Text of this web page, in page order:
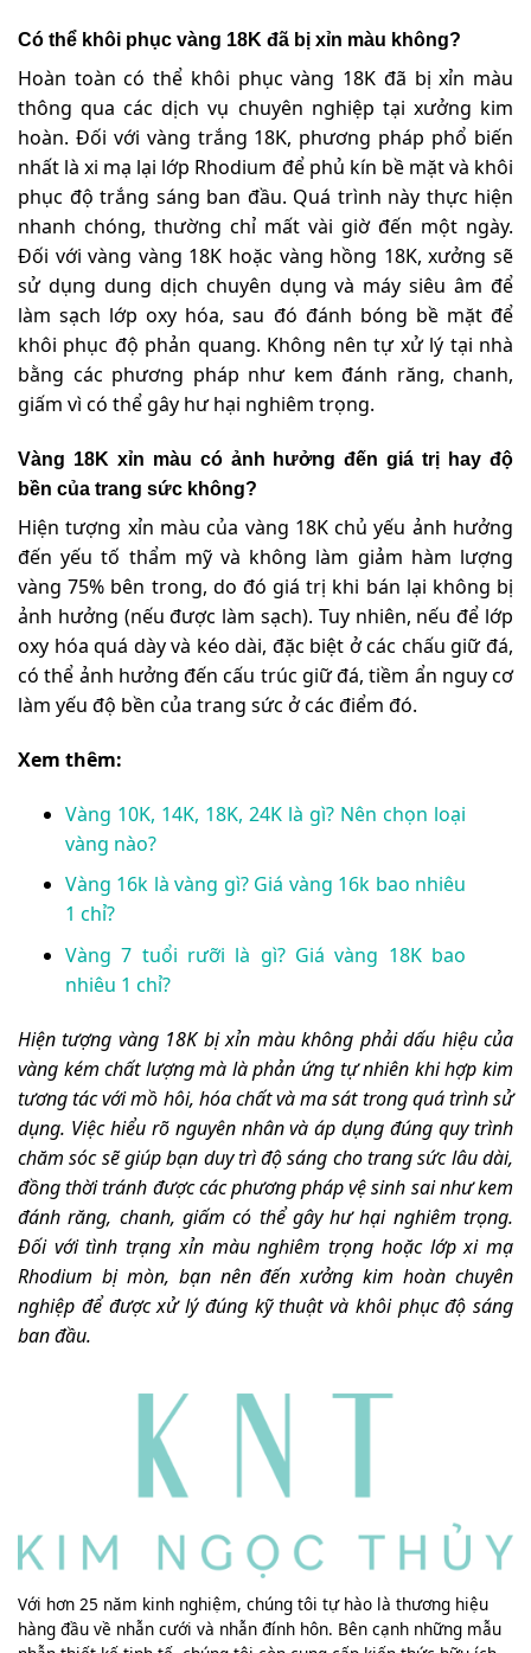
Có thể khôi phục vàng 18K đã bị xỉn màu không?
Hoàn toàn có thể khôi phục vàng 18K đã bị xỉn màu
thông qua các dịch vụ chuyên nghiệp tại xưởng kim
hoàn. Đối với vàng trắng 18K, phương pháp phổ biến
nhất là xi mạ lại lớp Rhodium để phủ kín bề mặt và khôi
phục độ trắng sáng ban đầu. Quá trình này thực hiện
nhanh chóng, thường chỉ mất vài giờ đến một ngày.
Đối với vàng vàng 18K hoặc vàng hồng 18K, xưởng sẽ
sử dụng dung dịch chuyên dụng và máy siêu âm để
làm sạch lớp oxy hóa, sau đó đánh bóng bề mặt để
khôi phục độ phản quang. Không nên tự xử lý tại nhà
bằng các phương pháp như kem đánh răng, chanh,
giấm vì có thể gây hư hại nghiêm trọng.
Vàng 18K xỉn màu có ảnh hưởng đến giá trị hay độ
bền của trang sức không?
Hiện tượng xỉn màu của vàng 18K chủ yếu ảnh hưởng
đến yếu tố thẩm mỹ và không làm giảm hàm lượng
vàng 75% bên trong, do đó giá trị khi bán lại không bị
ảnh hưởng (nếu được làm sạch). Tuy nhiên, nếu để lớp
oxy hóa quá dày và kéo dài, đặc biệt ở các chấu giữ đá,
có thể ảnh hưởng đến cấu trúc giữ đá, tiềm ẩn nguy cơ
làm yếu độ bền của trang sức ở các điểm đó.
Xem thêm:
Vàng 10K, 14K, 18K, 24K là gì? Nên chọn loại
vàng nào?
Vàng 16k là vàng gì? Giá vàng 16k bao nhiêu
1 chỉ?
Vàng 7 tuổi rưỡi là gì? Giá vàng 18K bao
nhiêu 1 chỉ?
Hiện tượng vàng 18K bị xỉn màu không phải dấu hiệu của
vàng kém chất lượng mà là phản ứng tự nhiên khi hợp kim
tương tác với mồ hôi, hóa chất và ma sát trong quá trình sử
dụng. Việc hiểu rõ nguyên nhân và áp dụng đúng quy trình
chăm sóc sẽ giúp bạn duy trì độ sáng cho trang sức lâu dài,
đồng thời tránh được các phương pháp vệ sinh sai như kem
đánh răng, chanh, giấm có thể gây hư hại nghiêm trọng.
Đối với tình trạng xỉn màu nghiêm trọng hoặc lớp xi mạ
Rhodium bị mòn, bạn nên đến xưởng kim hoàn chuyên
nghiệp để được xử lý đúng kỹ thuật và khôi phục độ sáng
ban đầu.
Với hơn 25 năm kinh nghiệm, chúng tôi tự hào là thương hiệu
hàng đầu về nhẫn cưới và nhẫn đính hôn. Bên cạnh những mẫu